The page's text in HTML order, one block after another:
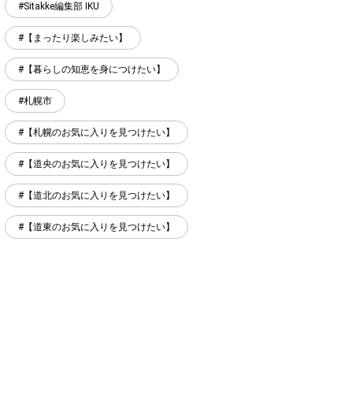
Sitakke編集部 IKU
【まったり楽しみたい】
【暮らしの知恵を身につけたい】
札幌市
【札幌のお気に入りを見つけたい】
【道央のお気に入りを見つけたい】
【道北のお気に入りを見つけたい】
【道東のお気に入りを見つけたい】